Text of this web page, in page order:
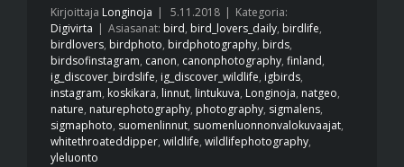
Kirjoittaja Longinoja 5.11.2018
Kategoria:
Digivirta
Asiasanat: bird, bird_lovers_daily, birdlife,
birdlovers, birdphoto, birdphotography, birds,
birdsofinstagram, canon, canonphotography, finland,
ig_discover_birdslife, ig_discover_wildlife, igbirds,
instagram, koskikara, linnut, lintukuva, Longinoja, natgeo,
nature, naturephotography, photography, sigmalens,
sigmaphoto, suomenlinnut, suomenluonnonvalokuvaajat,
whitethroateddipper, wildlife, wildlifephotography,
yleluonto